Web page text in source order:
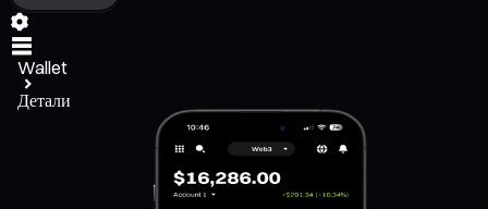
Wallet
Детали